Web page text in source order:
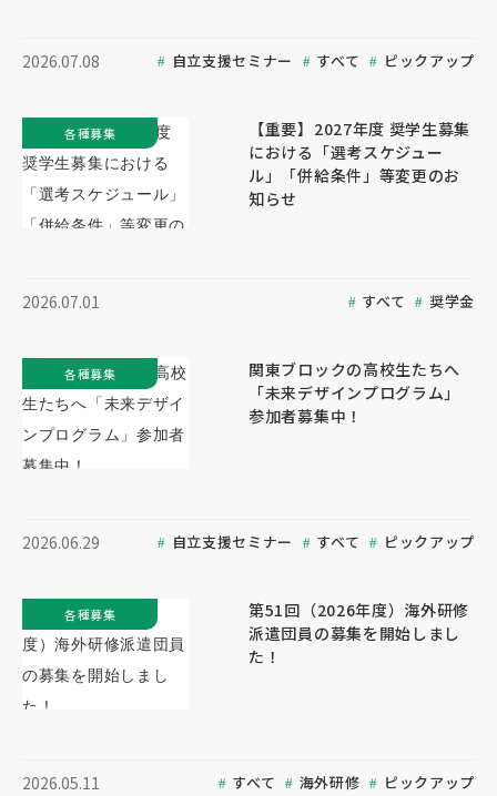
2026.07.08 自立支援セミナー すべて ピックアップ
【重要】2027年度 奨学生募集
における「選考スケジュー
ル」「併給条件」等変更のお
知らせ
2026.07.01 すべて 奨学金
各種募集
関東ブロックの高校生たちへ
「未来デザインプログラム」
参加者募集中！
2026.06.29 自立支援セミナー すべて ピックアップ
各種募集
第51回（2026年度）海外研修
派遣団員の募集を開始しまし
た！
2026.05.11 すべて 海外研修 ピックアップ
各種募集